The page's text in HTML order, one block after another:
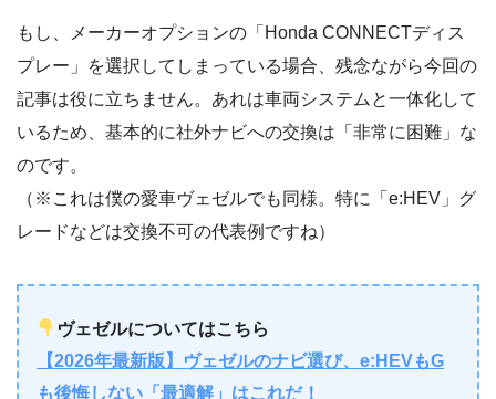
もし、メーカーオプションの「Honda CONNECTディス
プレー」を選択してしまっている場合、残念ながら今回の
記事は役に立ちません。あれは車両システムと一体化して
いるため、基本的に社外ナビへの交換は「非常に困難」な
のです。
（※これは僕の愛車ヴェゼルでも同様。特に「e:HEV」グ
レードなどは交換不可の代表例ですね）
ヴェゼルについてはこちら
【2026年最新版】ヴェゼルのナビ選び、e:HEVもG
も後悔しない「最適解」はこれだ！